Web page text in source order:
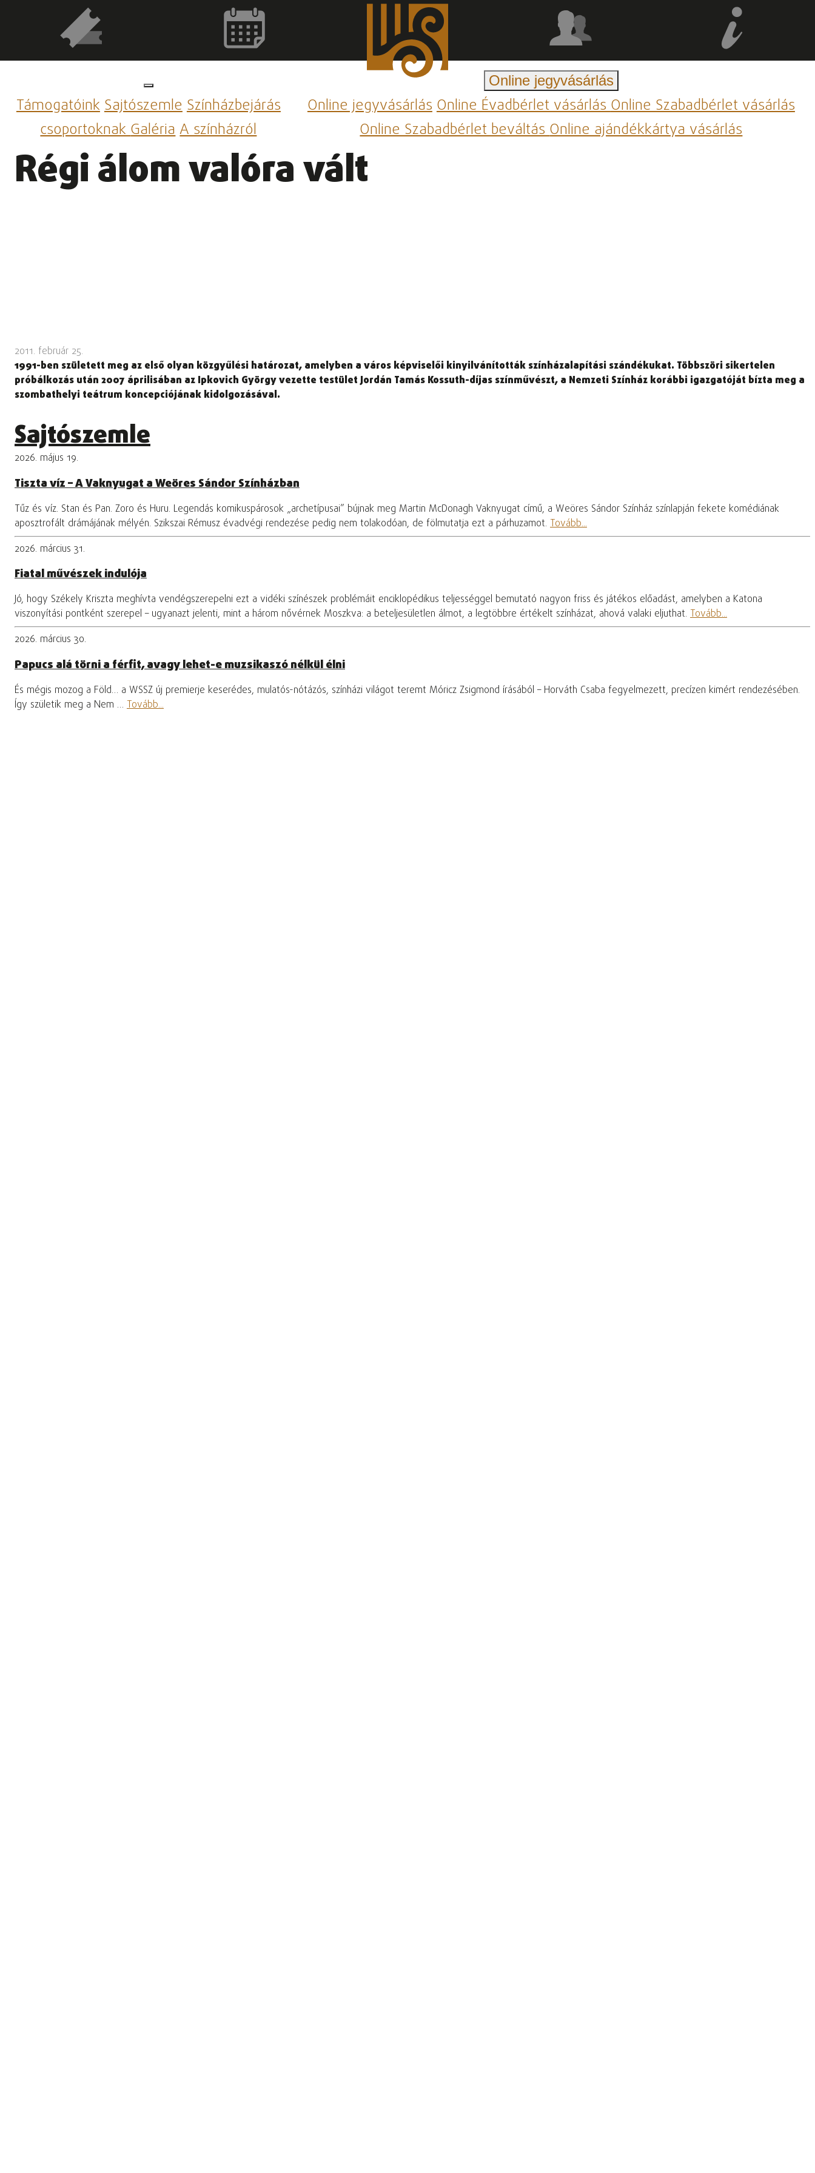
TámogatóinkSajtószemleSzínházbejárás
csoportoknakGalériaA színházról
Online jegyvásárlás
Online jegyvásárlásOnline Évadbérlet vásárlásOnline Szabadbérlet vásárlás
Online Szabadbérlet beváltásOnline ajándékkártya vásárlás
Régi álom valóra vált
2011. február 25.
1991-ben született meg az első olyan közgyűlési határozat, amelyben a város képviselői kinyilvánították színházalapítási szándékukat. Többszöri sikertelen
próbálkozás után 2007 áprilisában az Ipkovich György vezette testület Jordán Tamás Kossuth-díjas színművészt, a Nemzeti Színház korábbi igazgatóját bízta meg a
szombathelyi teátrum koncepciójának kidolgozásával.
Sajtószemle
2026. május 19.
Tiszta víz – A Vaknyugat a Weöres Sándor Színházban
Tűz és víz. Stan és Pan. Zoro és Huru. Legendás komikuspárosok „archetípusai” bújnak meg Martin McDonagh Vaknyugat című, a Weöres Sándor Színház színlapján fekete komédiának
aposztrofált drámájának mélyén. Szikszai Rémusz évadvégi rendezése pedig nem tolakodóan, de fölmutatja ezt a párhuzamot. Tovább...
2026. március 31.
Fiatal művészek indulója
Jó, hogy Székely Kriszta meghívta vendégszerepelni ezt a vidéki színészek problémáit enciklopédikus teljességgel bemutató nagyon friss és játékos előadást, amelyben a Katona
viszonyítási pontként szerepel – ugyanazt jelenti, mint a három nővérnek Moszkva: a beteljesületlen álmot, a legtöbbre értékelt színházat, ahová valaki eljuthat. Tovább...
2026. március 30.
Papucs alá törni a férfit, avagy lehet-e muzsikaszó nélkül élni
És mégis mozog a Föld… a WSSZ új premierje keserédes, mulatós-nótázós, színházi világot teremt Móricz Zsigmond írásából – Horváth Csaba fegyelmezett, precízen kimért rendezésében.
Így születik meg a Nem … Tovább...